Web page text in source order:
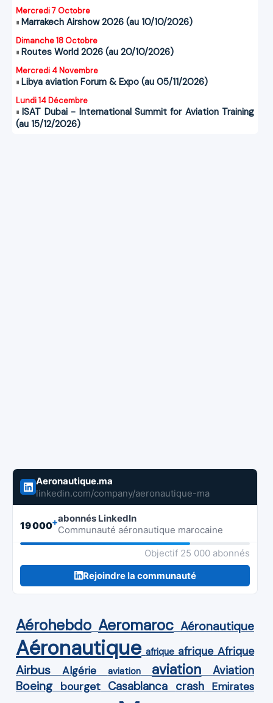
Mercredi 7 Octobre
Marrakech Airshow 2026 (au 10/10/2026)
Dimanche 18 Octobre
Routes World 2026 (au 20/10/2026)
Mercredi 4 Novembre
Libya aviation Forum & Expo (au 05/11/2026)
Lundi 14 Décembre
ISAT Dubai - International Summit for Aviation Training
(au 15/12/2026)
Aeronautique.ma
linkedin.com/company/aeronautique-ma
19 000+abonnés LinkedIn
Communauté aéronautique marocaine
Objectif 25 000 abonnés
Rejoindre la communauté
Aérohebdo Aeromaroc Aéronautique
Aéronautique afrique afrique Afrique
Airbus Algérie aviation aviation Aviation
Boeing bourget Casablanca crash Emirates